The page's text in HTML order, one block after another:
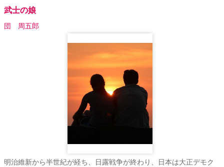
武士の娘
団 周五郎
明治維新から半世紀が経ち、日露戦争が終わり、日本は大正デモク